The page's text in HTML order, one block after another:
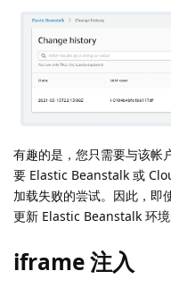
有趣的是，您只需要与该帐
要 Elastic Beanstalk 或
加载失败的尝试。因此，即
更新 Elastic Beanstalk 环境
iframe 注入